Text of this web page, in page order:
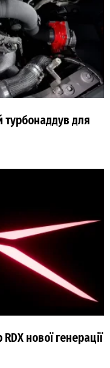
для
нової генерації